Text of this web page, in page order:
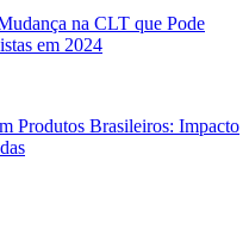
na CLT que Pode
em 2024
Produtos Brasileiros: Impacto